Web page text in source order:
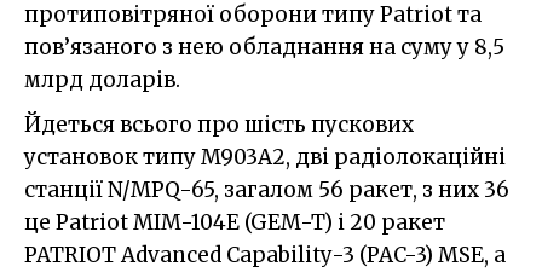
протиповітряної оборони типу Patriot та
пов’язаного з нею обладнання на суму у 8,5
млрд доларів.
Йдеться всього про шість пускових
установок типу M903A2, дві радіолокаційні
станції N/MPQ-65, загалом 56 ракет, з них 36
це Patriot MIM-104E (GEM-T) і 20 ракет
PATRIOT Advanced Capability-3 (PAC-3) MSE, а